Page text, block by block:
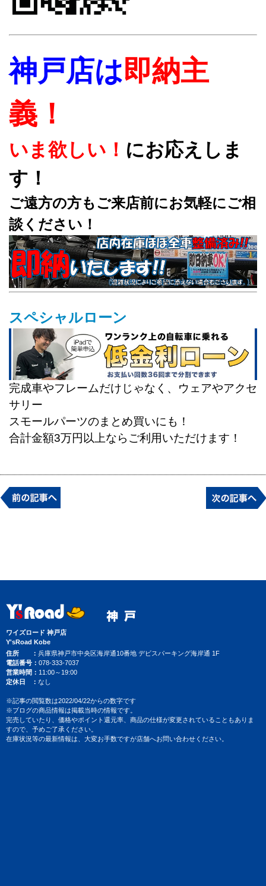
神戸店は即納主
義！
いま欲しい！ にお応えしま
す！
ご遠方の方もご来店前にお気軽にご相
談ください！
スペシャルローン
完成車やフレームだけじゃなく、ウェアやアクセ
サリー
スモールパーツのまとめ買いにも！
合計金額3万円以上ならご利用いただけます！
ワイズロード 神戸店
Y'sRoad Kobe
住所
兵庫県神戸市中央区海岸通10番地 デビスパーキング海岸通 1F
電話番号
078-333-7037
営業時間
11:00～19:00
定休日
なし
※記事の閲覧数は2022/04/22からの数字です
※ブログの商品情報は掲載当時の情報です。
完売していたり、価格やポイント還元率、商品の仕様が変更されていることもありま
すので、予めご了承ください。
在庫状況等の最新情報は、大変お手数ですが店舗へお問い合わせください。